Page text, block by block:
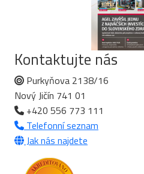
Kontaktujte nás
Purkyňova 2138/16
Nový Jičín 741 01
+420 556 773 111
Telefonní seznam
Jak nás najdete